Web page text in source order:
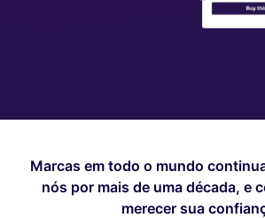
Marcas em todo o mundo
nós por mais de uma década, e
merecer sua